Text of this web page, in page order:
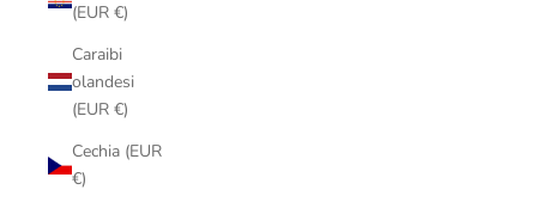
(EUR €)
Caraibi
olandesi
(EUR €)
Cechia (EUR
€)